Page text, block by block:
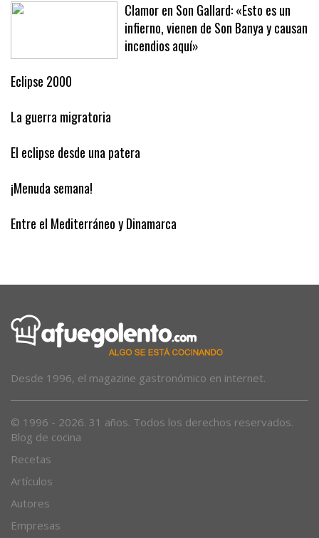
Clamor en Son Gallard: «Esto es un
infierno, vienen de Son Banya y causan
incendios aquí»
Eclipse 2000
La guerra migratoria
El eclipse desde una patera
¡Menuda semana!
Entre el Mediterráneo y Dinamarca
Desde 1996, el magazine gastronómico en internet.
© 1996 - 2026. 31 años. Todos los derechos reservados.
Blog de cocina
Recetas
Artículos
Autores
Empresas